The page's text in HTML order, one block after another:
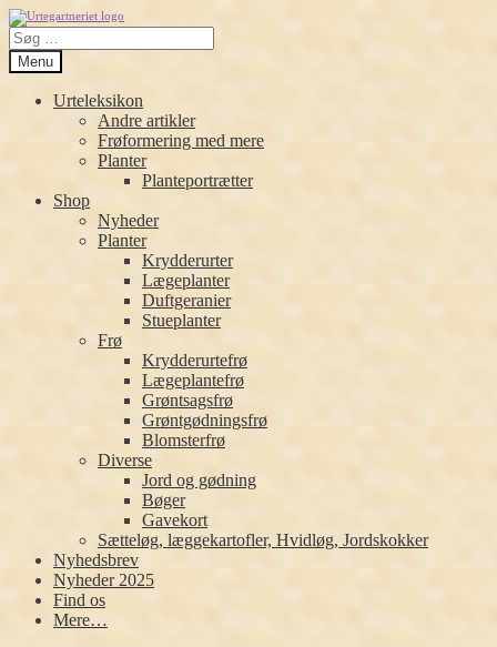
Spring
til
navigation
Spring
til
indhold
Søg
efter:
Menu
Urteleksikon
Andre artikler
Frøformering med mere
Planter
Planteportrætter
Shop
Nyheder
Planter
Krydderurter
Lægeplanter
Duftgeranier
Stueplanter
Frø
Krydderurtefrø
Lægeplantefrø
Grøntsagsfrø
Grøntgødningsfrø
Blomsterfrø
Diverse
Jord og gødning
Bøger
Gavekort
Sætteløg, læggekartofler, Hvidløg, Jordskokker
Nyhedsbrev
Nyheder 2025
Find os
Mere…